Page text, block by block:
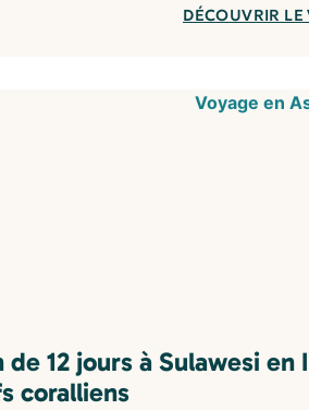
DÉCOUVRIR LE
12 jours à Sulawesi
coralliens